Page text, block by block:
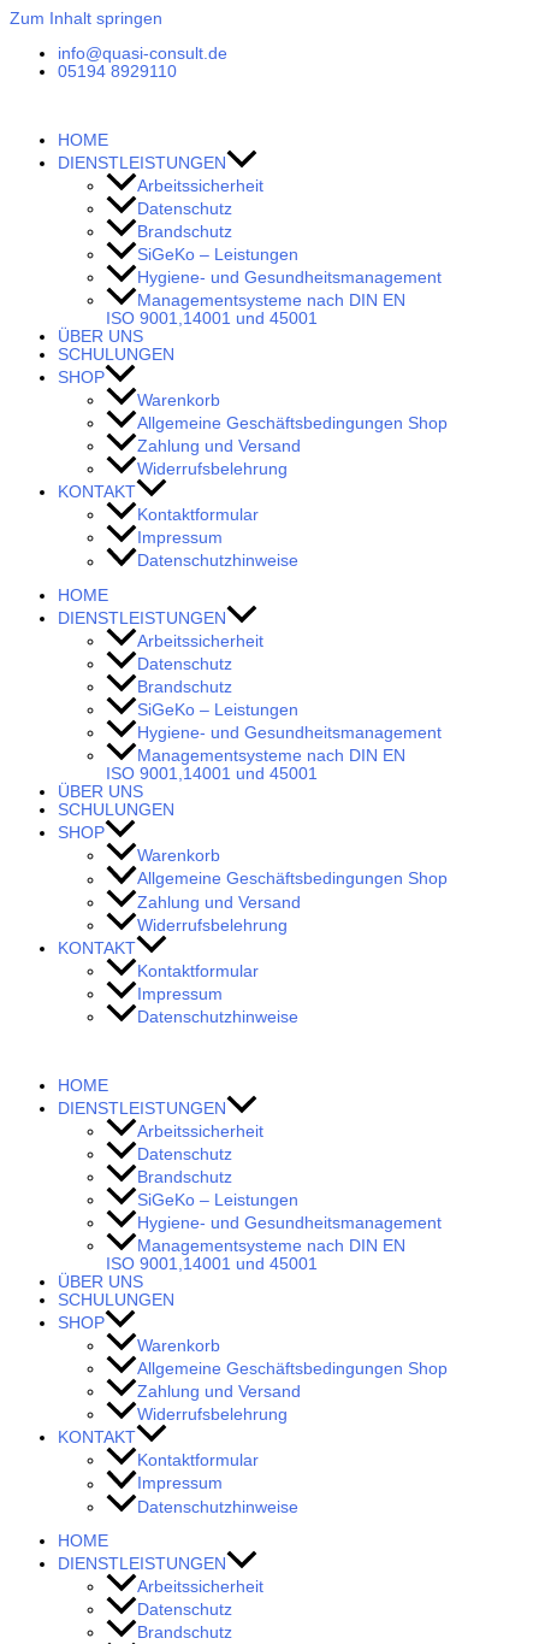
Zum Inhalt springen
info@quasi-consult.de
05194 8929110
HOME
DIENSTLEISTUNGEN
Arbeitssicherheit
Datenschutz
Brandschutz
SiGeKo – Leistungen
Hygiene- und Gesundheitsmanagement
Managementsysteme nach DIN EN
ISO 9001,14001 und 45001
ÜBER UNS
SCHULUNGEN
SHOP
Warenkorb
Allgemeine Geschäftsbedingungen Shop
Zahlung und Versand
Widerrufsbelehrung
KONTAKT
Kontaktformular
Impressum
Datenschutzhinweise
HOME
DIENSTLEISTUNGEN
Arbeitssicherheit
Datenschutz
Brandschutz
SiGeKo – Leistungen
Hygiene- und Gesundheitsmanagement
Managementsysteme nach DIN EN
ISO 9001,14001 und 45001
ÜBER UNS
SCHULUNGEN
SHOP
Warenkorb
Allgemeine Geschäftsbedingungen Shop
Zahlung und Versand
Widerrufsbelehrung
KONTAKT
Kontaktformular
Impressum
Datenschutzhinweise
HOME
DIENSTLEISTUNGEN
Arbeitssicherheit
Datenschutz
Brandschutz
SiGeKo – Leistungen
Hygiene- und Gesundheitsmanagement
Managementsysteme nach DIN EN
ISO 9001,14001 und 45001
ÜBER UNS
SCHULUNGEN
SHOP
Warenkorb
Allgemeine Geschäftsbedingungen Shop
Zahlung und Versand
Widerrufsbelehrung
KONTAKT
Kontaktformular
Impressum
Datenschutzhinweise
HOME
DIENSTLEISTUNGEN
Arbeitssicherheit
Datenschutz
Brandschutz